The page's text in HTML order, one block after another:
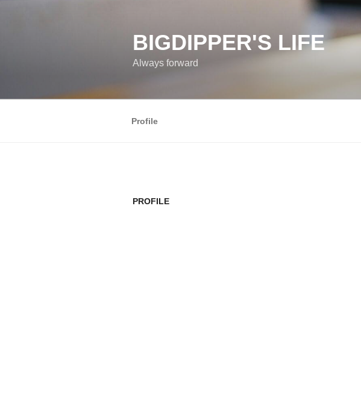
BIGDIPPER'S LIFE
Always forward
Profile
PROFILE